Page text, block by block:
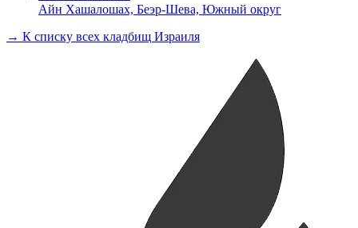
Айн Хашалошах, Беэр-Шева, Южный округ
→ К списку всех кладбищ Израиля